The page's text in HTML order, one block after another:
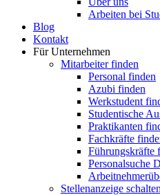
Arbeiten bei
Blog
Kontakt
Für Unternehmen
Mitarbeiter finden
Personal finden
Azubi finden
Werkstudent
Studentische
Praktikanten
Fachkräfte
Führungskräfte
Personalsuche
Stellenanzeige schalten